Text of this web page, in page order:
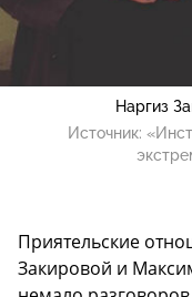
Наргиз
Источник:
Приятельские
Закировой и